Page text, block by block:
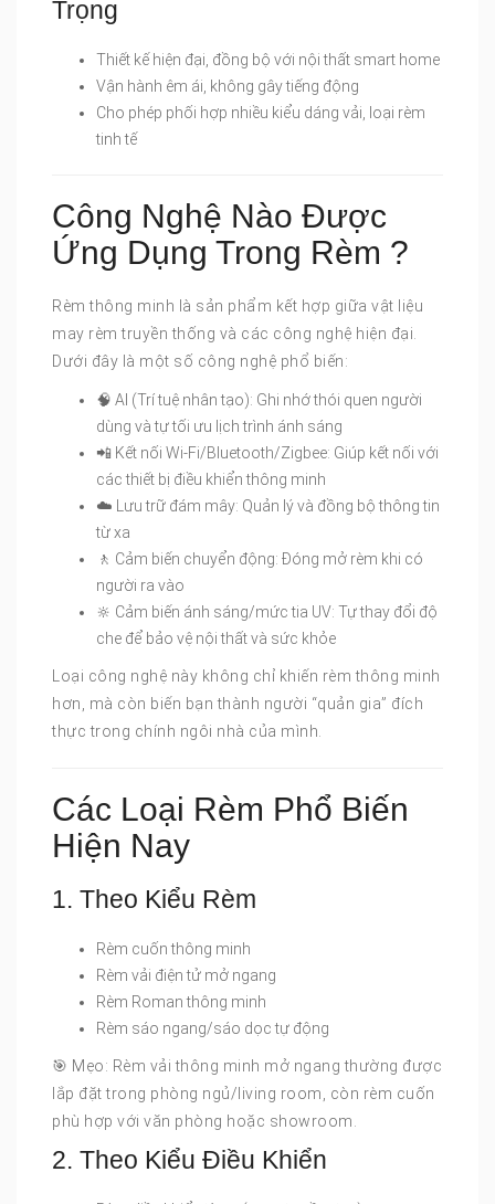
Trọng
Thiết kế hiện đại, đồng bộ với nội thất smart home
Vận hành êm ái, không gây tiếng động
Cho phép phối hợp nhiều kiểu dáng vải, loại rèm
tinh tế
Công Nghệ Nào Được
Ứng Dụng Trong Rèm ?
Rèm thông minh là sản phẩm kết hợp giữa vật liệu
may rèm truyền thống và các công nghệ hiện đại.
Dưới đây là một số công nghệ phổ biến:
🧠 AI (Trí tuệ nhân tạo): Ghi nhớ thói quen người
dùng và tự tối ưu lịch trình ánh sáng
📲 Kết nối Wi-Fi/Bluetooth/Zigbee: Giúp kết nối với
các thiết bị điều khiển thông minh
☁️ Lưu trữ đám mây: Quản lý và đồng bộ thông tin
từ xa
🚶 Cảm biến chuyển động: Đóng mở rèm khi có
người ra vào
🔆 Cảm biến ánh sáng/mức tia UV: Tự thay đổi độ
che để bảo vệ nội thất và sức khỏe
Loại công nghệ này không chỉ khiến rèm thông minh
hơn, mà còn biến bạn thành người “quản gia” đích
thực trong chính ngôi nhà của mình.
Các Loại Rèm Phổ Biến
Hiện Nay
1. Theo Kiểu Rèm
Rèm cuốn thông minh
Rèm vải điện tử mở ngang
Rèm Roman thông minh
Rèm sáo ngang/sáo dọc tự động
🎯 Mẹo: Rèm vải thông minh mở ngang thường được
lắp đặt trong phòng ngủ/living room, còn rèm cuốn
phù hợp với văn phòng hoặc showroom.
2. Theo Kiểu Điều Khiển